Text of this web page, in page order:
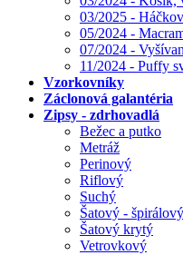
03/2025 -
05/2024 -
07/2024 -
11/2024 - Puffy
Vzorkovníky
Záclonová galantéria
Zipsy - zdrhovadlá
Bežec a putko
Metráž
Perinový
Riflový
Suchý
Šatový - špirálový
Šatový krytý
Vetrovkový